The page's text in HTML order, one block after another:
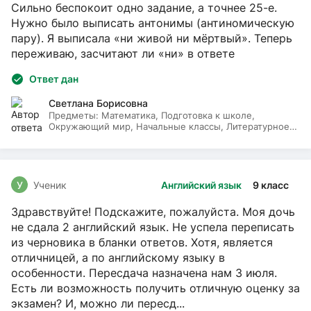
Сильно беспокоит одно задание, а точнее 25-е.
Нужно было выписать антонимы (антиномическую
пару). Я выписала «ни живой ни мёртвый». Теперь
переживаю, засчитают ли «ни» в ответе
Ответ дан
Светлана Борисовна
Предметы: Математика, Подготовка к школе,
Окружающий мир, Начальные классы, Литературное
Английский язык 9 класс
У Ученик
Здравствуйте! Подскажите, пожалуйста. Моя дочь
не сдала 2 английский язык. Не успела переписать
из черновика в бланки ответов. Хотя, является
отличницей, а по английскому языку в
особенности. Пересдача назначена нам 3 июля.
Есть ли возможность получить отличную оценку за
экзамен? И, можно ли пересд...